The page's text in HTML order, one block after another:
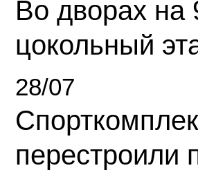
Во дворах на
цокольный
28/07
перестроили